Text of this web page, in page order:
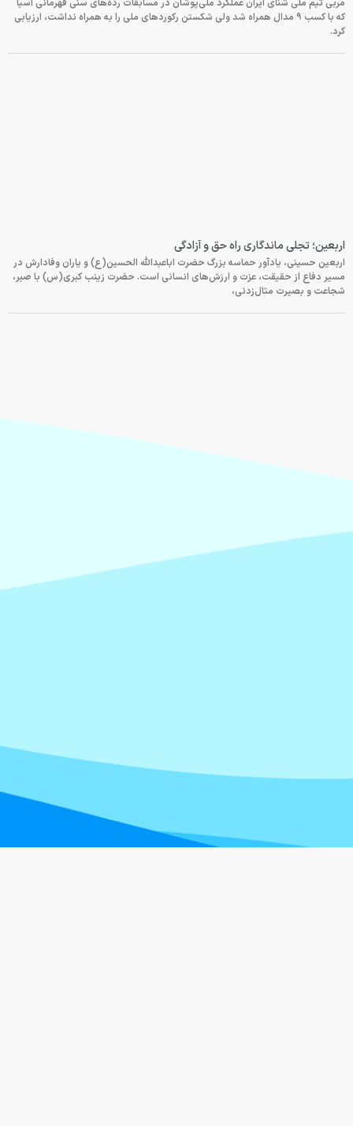
که با کسب ۹ مدال همراه شد ولی شکستن رکوردهای ملی را به همراه نداشت، ارزیابی
کرد.
اربعین؛ تجلی ماندگاری راه حق و آزادگی
اربعین حسینی، یادآور حماسه بزرگ حضرت اباعبدالله الحسین(ع) و یاران وفادارش در
مسیر دفاع از حقیقت، عزت و ارزش‌های انسانی است. حضرت زینب کبری(س) با صبر،
شجاعت و بصیرت مثال‌زدنی،